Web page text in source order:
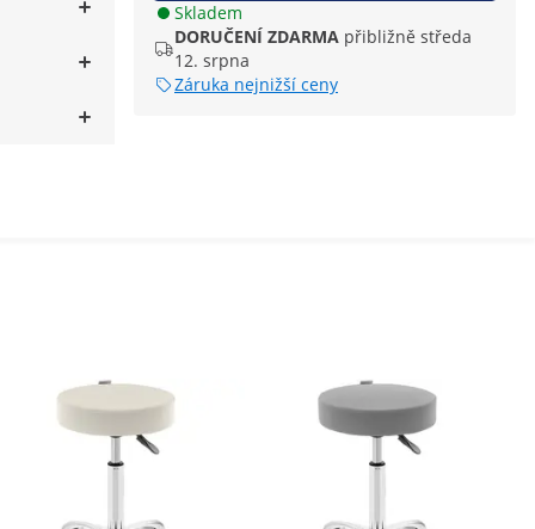
Skladem
DORUČENÍ ZDARMA přibližně středa
12. srpna
Záruka nejnižší ceny